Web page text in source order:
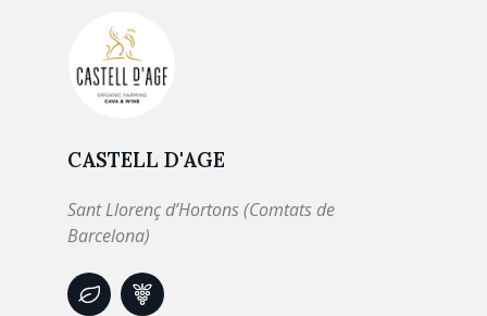
CASTELL D'AGE
Sant Llorenç d’Hortons (Comtats de
Barcelona)